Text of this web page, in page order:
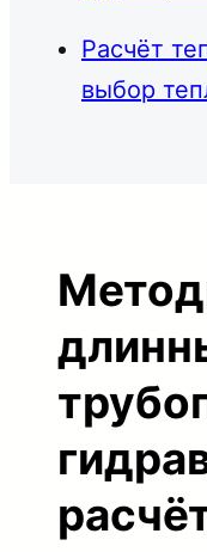
Расчёт
выбор